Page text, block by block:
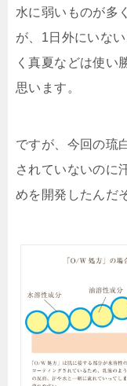
水に弱いものが多
が、1日外にいな
く真夏などは使い
思います。
ですが、今回の琉
されていないのに
めを開発したんだ